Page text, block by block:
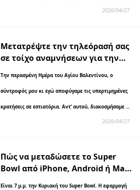
2026/04/27
Μετατρέψτε την τηλεόρασή σας
σε τοίχο αναμνήσεων για την
1001 TVs
Την περασμένη Ημέρα του Αγίου Βαλεντίνου, ο
σύντροφός μου κι εγώ αποφύγαμε τις υπερτιμημένες
κρατήσεις σε εστιατόρια. Αντ’ αυτού, διακοσμήσαμε το
σαλόνι μας με κεριά, μαγειρέψαμε μαζί ζυμαρικά και...
2026/04/27
Πώς να μεταδώσετε το Super
Bowl από iPhone, Android ή Mac
Είναι 7 μ.μ. την Κυριακή του Super Bowl. Η εφαρμογή